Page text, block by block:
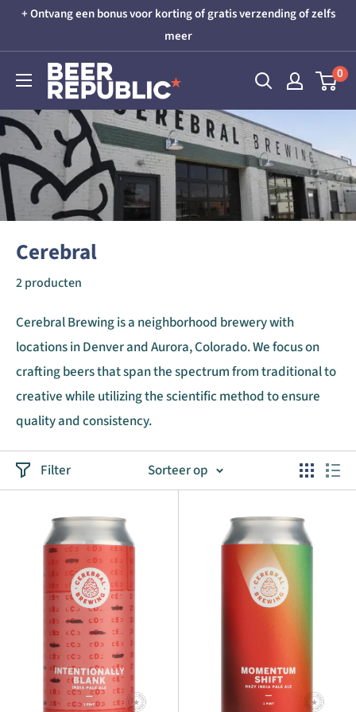
Skip+ Ontvang een bonus voor korting of gratis verzending of zelfs
meer
Beer
Republic
0
Cerebral
2 producten
Cerebral Brewing is a neighborhood brewery with
locations in Denver and Aurora, Colorado. We focus on
crafting beers that span the spectrum from traditional to
creative while utilizing the scientific method to ensure
quality and consistency.
Filter Sorteer op